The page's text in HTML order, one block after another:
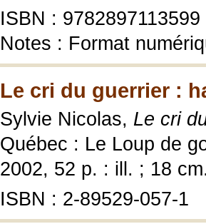
ISBN : 9782897113599
Notes : Format
Le cri du guerrier :
Sylvie Nicolas, Le cri
Québec : Le Loup de
2002, 52 p. : ill. ; 18
ISBN : 2-89529-057-1